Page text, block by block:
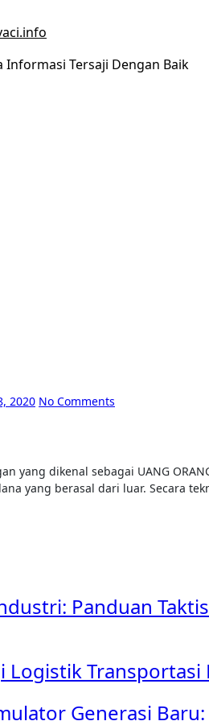
Informasi Tersaji Dengan Baik
2020 No Comments
yang berasal dari luar. Secara
Panduan
Logistik
Generasi